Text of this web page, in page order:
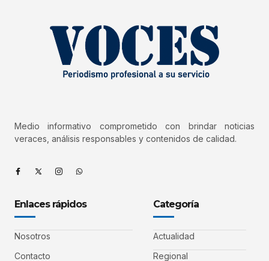
Medio informativo comprometido con brindar noticias
veraces, análisis responsables y contenidos de calidad.
Enlaces rápidos
Nosotros
Contacto
Categoría
Actualidad
Regional